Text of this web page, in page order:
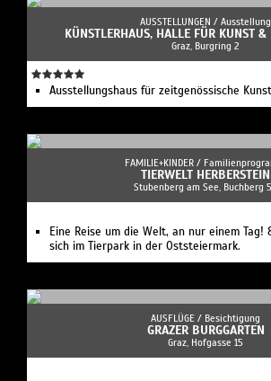
Eine Reise um die Welt, an nur einem Tag!
sich im Tierpark in der Oststeiermark.
GRAZER BURGGARTEN
Graz, Hofgasse 15
Der romantische Garten mit der Orangerie
Spaziergänge ein.
THEATER IM BAHNHOF
Graz, Elisabethinerstraße 27 a
Das Theater im Bahnhof/Graz ist das
freie Theaterensemble Österreichs.